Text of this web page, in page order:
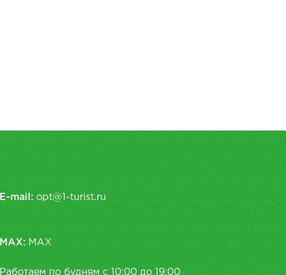
E-mail: opt@1-turist.ru
MAX: MAX
Работаем по будням с 10:00 до 19:00